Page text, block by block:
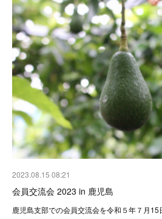
2023.08.15 08:21
会員交流会 2023 in 鹿児島
鹿児島支部での会員交流会を令和５年７月